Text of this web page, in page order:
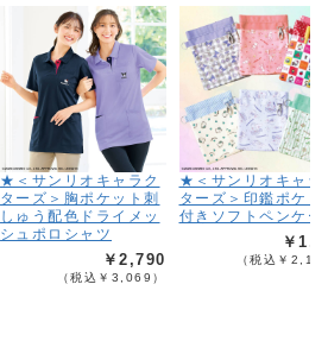
★＜サンリオキャラク
ターズ＞胸ポケット刺
しゅう配色ドライメッ
シュポロシャツ
￥2,790
（税込￥3,069）
★＜サンリオキャラ
ターズ＞印鑑ポケッ
付きソフトペンケー
￥
（税込￥